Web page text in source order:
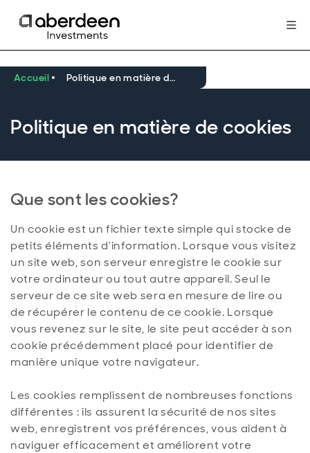
Accueil Politique en matière de cookies
Politique en matière de cookies
Que sont les cookies?
Un cookie est un fichier texte simple qui stocke de
petits éléments d’information. Lorsque vous visitez
un site web, son serveur enregistre le cookie sur
votre ordinateur ou tout autre appareil. Seul le
serveur de ce site web sera en mesure de lire ou
de récupérer le contenu de ce cookie. Lorsque
vous revenez sur le site, le site peut accéder à son
cookie précédemment placé pour identifier de
manière unique votre navigateur.
Les cookies remplissent de nombreuses fonctions
différentes : ils assurent la sécurité de nos sites
web, enregistrent vos préférences, vous aident à
naviguer efficacement et améliorent votre